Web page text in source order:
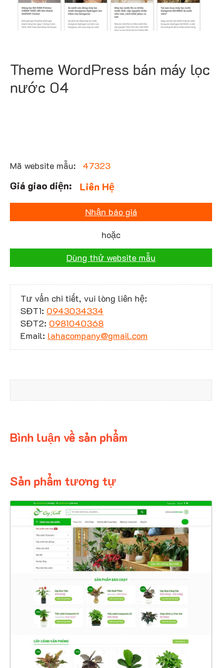
Theme WordPress bán máy lọc
nước 04
Mã website mẫu: 47323
Liên Hệ
Nhận báo giá
hoặc
Dùng thử website mẫu
Tư vấn chi tiết, vui lòng liên hệ:
SĐT1: 0943034334
SĐT2: 0981040368
Email: lahacompany@gmail.com
Bình luận về sản phẩm
Sản phẩm tương tự
4354
CHI TIẾT